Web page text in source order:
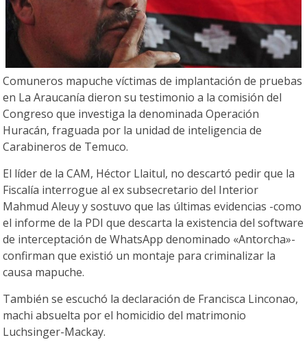
Comuneros mapuche víctimas de implantación de pruebas
en La Araucanía dieron su testimonio a la comisión del
Congreso que investiga la denominada Operación
Huracán, fraguada por la unidad de inteligencia de
Carabineros de Temuco.
El líder de la CAM, Héctor Llaitul, no descartó pedir que la
Fiscalía interrogue al ex subsecretario del Interior
Mahmud Aleuy y sostuvo que las últimas evidencias -como
el informe de la PDI que descarta la existencia del software
de interceptación de WhatsApp denominado «Antorcha»-
confirman que existió un montaje para criminalizar la
causa mapuche.
También se escuchó la declaración de Francisca Linconao,
machi absuelta por el homicidio del matrimonio
Luchsinger-Mackay.